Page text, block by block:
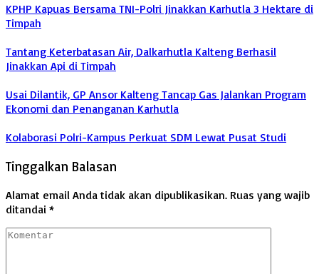
KPHP Kapuas Bersama TNI-Polri Jinakkan Karhutla 3 Hektare di
Timpah
Tantang Keterbatasan Air, Dalkarhutla Kalteng Berhasil
Jinakkan Api di Timpah
Usai Dilantik, GP Ansor Kalteng Tancap Gas Jalankan Program
Ekonomi dan Penanganan Karhutla
Kolaborasi Polri-Kampus Perkuat SDM Lewat Pusat Studi
Tinggalkan Balasan
Alamat email Anda tidak akan dipublikasikan. Ruas yang wajib
ditandai *